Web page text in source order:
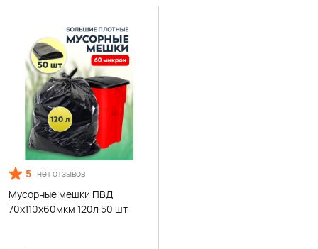
5 нет отзывов
Мусорные мешки ПВД
70х110х60мкм 120л 50 шт